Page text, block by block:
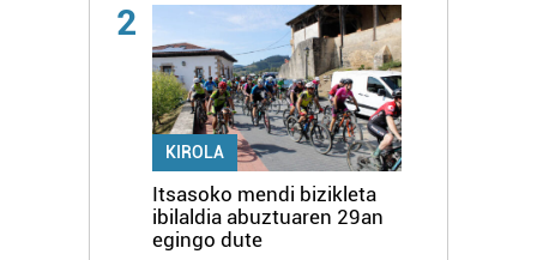
2
KIROLA
Itsasoko mendi bizikleta
ibilaldia abuztuaren 29an
egingo dute